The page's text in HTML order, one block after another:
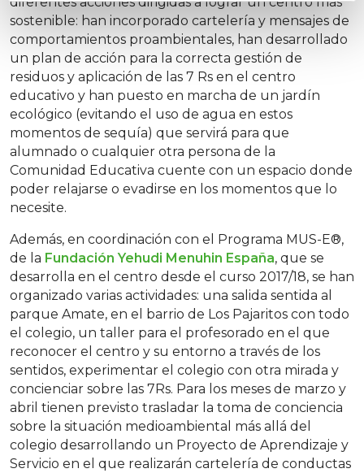
sostenible: han incorporado cartelería y mensajes de
comportamientos proambientales, han desarrollado
un plan de acción para la correcta gestión de
residuos y aplicación de las 7 Rs en el centro
educativo y han puesto en marcha de un jardín
ecológico (evitando el uso de agua en estos
momentos de sequía) que servirá para que
alumnado o cualquier otra persona de la
Comunidad Educativa cuente con un espacio donde
poder relajarse o evadirse en los momentos que lo
necesite.
Además, en coordinación con el Programa MUS-E®,
de la Fundación Yehudi Menuhin España, que se
desarrolla en el centro desde el curso 2017/18, se han
organizado varias actividades: una salida sentida al
parque Amate, en el barrio de Los Pajaritos con todo
el colegio, un taller para el profesorado en el que
reconocer el centro y su entorno a través de los
sentidos, experimentar el colegio con otra mirada y
concienciar sobre las 7Rs. Para los meses de marzo y
abril tienen previsto trasladar la toma de conciencia
sobre la situación medioambiental más allá del
colegio desarrollando un Proyecto de Aprendizaje y
Servicio en el que realizarán cartelería de conductas